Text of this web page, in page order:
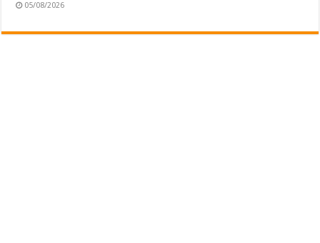
05/08/2026